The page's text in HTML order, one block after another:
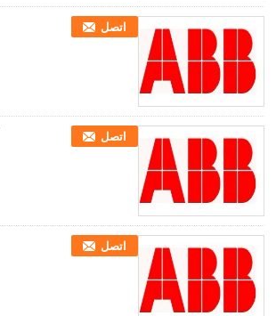
اتصل
اتصل
اتصل